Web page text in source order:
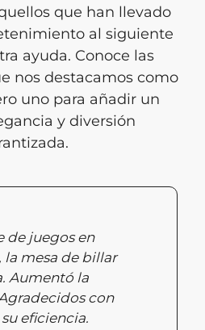
que han llevado
al siguiente
ayuda. Conoce las
nos destacamos como
uno para añadir un
y diversión
de juegos en
la mesa de billar
Aumentó la
con
eficiencia.